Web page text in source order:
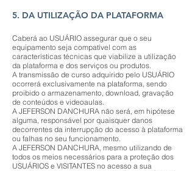
5. DA UTILIZAÇÃO DA PLATAFORMA
Caberá ao USUÁRIO assegurar que o seu
equipamento seja compatível com as
características técnicas que viabilize a utilização
da plataforma e dos serviços ou produtos.
A transmissão de curso adquirido pelo USUÁRIO
ocorrerá exclusivamente na plataforma, sendo
proibido o armazenamento, download, gravação
de conteúdos e videoaulas.
A JEFERSON DANCHURA não será, em hipótese
alguma, responsável por quaisquer danos
decorrentes da interrupção do acesso à plataforma
ou falhas no seu funcionamento.
A JEFERSON DANCHURA, mesmo utilizando de
todos os meios necessários para a proteção dos
USUÁRIOS e VISITANTES no acesso a sua